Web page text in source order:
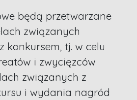
będą przetwarzane
związanych
konkursem, tj. w celu
i zwycięzców
związanych z
i wydania nagród